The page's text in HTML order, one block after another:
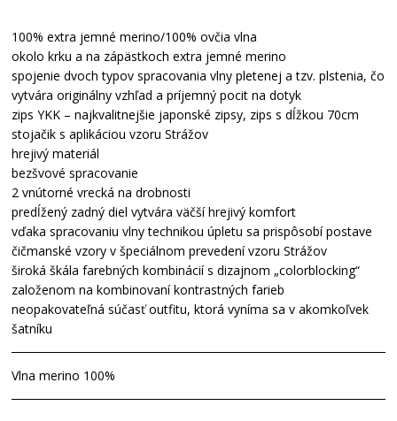
100% extra jemné merino/100% ovčia vlna
okolo krku a na zápästkoch extra jemné merino
spojenie dvoch typov spracovania vlny pletenej a tzv. plstenia, čo
vytvára originálny vzhľad a príjemný pocit na dotyk
zips YKK – najkvalitnejšie japonské zipsy, zips s dĺžkou 70cm
stojačik s aplikáciou vzoru Strážov
hrejivý materiál
bezšvové spracovanie
2 vnútorné vrecká na drobnosti
predĺžený zadný diel vytvára väčší hrejivý komfort
vďaka spracovaniu vlny technikou úpletu sa prispôsobí postave
čičmanské vzory v špeciálnom prevedení vzoru Strážov
široká škála farebných kombinácií s dizajnom „colorblocking“
založenom na kombinovaní kontrastných farieb
neopakovateľná súčasť outfitu, ktorá vyníma sa v akomkoľvek
šatníku
Vlna merino 100%